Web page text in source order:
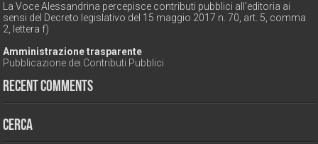
La Voce Alessandrina percepisce contributi pubblici all'editoria ai
sensi del Decreto legislativo del 15 maggio 2017 n. 70, art. 5, comma
2, lettera f)
Amministrazione trasparente
Pubblicazione dei Contributi Pubblici
Recent Comments
Cerca